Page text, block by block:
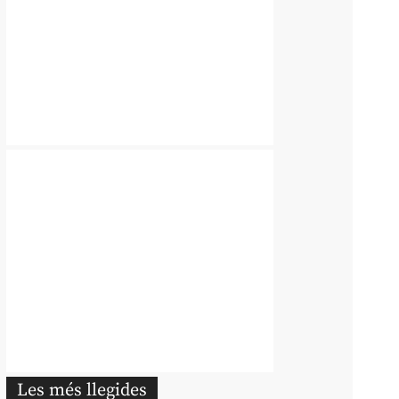
Les més llegides